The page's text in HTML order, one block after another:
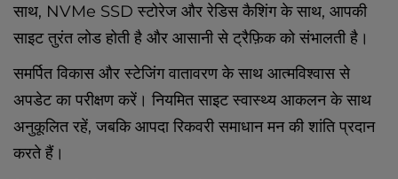
साथ, NVMe SSD स्टोरेज और रेडिस कैशिंग के साथ, आपकी
साइट तुरंत लोड होती है और आसानी से ट्रैफ़िक को संभालती है।
समर्पित विकास और स्टेजिंग वातावरण के साथ आत्मविश्वास से
अपडेट का परीक्षण करें। नियमित साइट स्वास्थ्य आकलन के साथ
अनुकूलित रहें, जबकि आपदा रिकवरी समाधान मन की शांति प्रदान
करते हैं।